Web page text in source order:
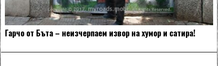
Гарчо от Бъта – неизчерпаем извор на хумор и сатира!